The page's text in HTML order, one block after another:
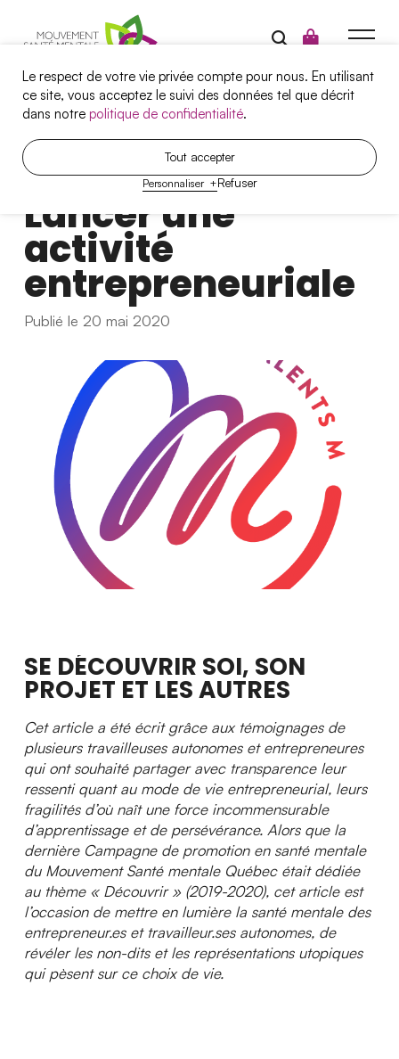
Campagnes
Santé mentale et travail
Projets
Outils
Qui sommes-nous?
Nos services
Actualités
Ambassadeurs
Boutique
Espace médias
Espace municipalités
Article
Lancer une
activité
entrepreneuriale
Publié le 20 mai 2020
SE DÉCOUVRIR SOI, SON
PROJET ET LES AUTRES
Cet article a été écrit grâce aux témoignages de
plusieurs travailleuses autonomes et entrepreneures
qui ont souhaité partager avec transparence leur
ressenti quant au mode de vie entrepreneurial, leurs
fragilités d’où naît une force incommensurable
d’apprentissage et de persévérance. Alors que la
dernière Campagne de promotion en santé mentale
du Mouvement Santé mentale Québec était dédiée
au thème « Découvrir » (2019-2020), cet article est
l’occasion de mettre en lumière la santé mentale des
entrepreneur.es et travailleur.ses autonomes, de
révéler les non-dits et les représentations utopiques
qui pèsent sur ce choix de vie.
Le respect de votre vie privée compte pour nous. En utilisant
ce site, vous acceptez le suivi des données tel que décrit
dans notrepolitique de confidentialité.
Personnaliser +Refuser
Tout accepter